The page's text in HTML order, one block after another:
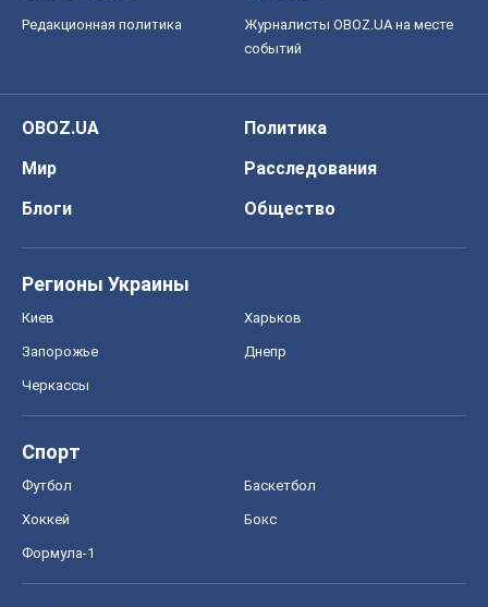
Редакционная политика
Журналисты OBOZ.UA на месте
событий
OBOZ.UA
Политика
Мир
Расследования
Блоги
Общество
Регионы Украины
Киев Харьков
Запорожье Днепр
Черкассы
Спорт
Футбол Баскетбол
Хоккей Бокс
Формула-1